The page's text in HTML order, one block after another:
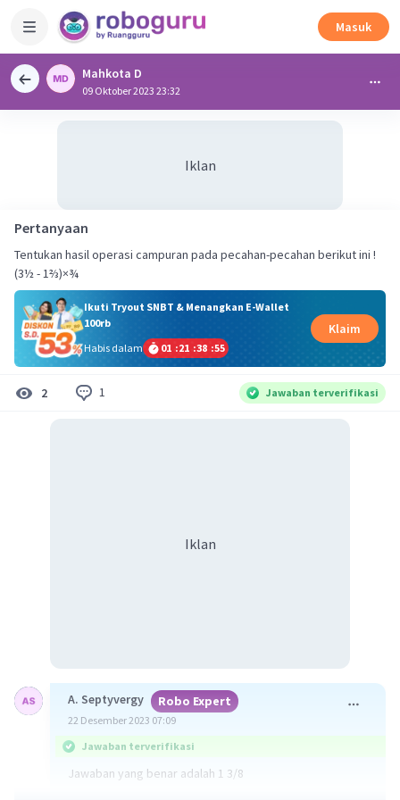
Masuk
Mahkota D
09 Oktober 2023 23:32
Iklan
Pertanyaan
Tentukan hasil operasi campuran pada pecahan-pecahan berikut ini !
(3½ - 1⅔)×¾
Ikuti Tryout SNBT & Menangkan E-Wallet
100rb
Habis dalam
01 :21 :38 :54
Klaim
2 1 Jawaban terverifikasi
Iklan
A. Septyvergy Robo Expert
22 Desember 2023 07:09
Jawaban terverifikasi
Jawaban yang benar adalah 1 3/8